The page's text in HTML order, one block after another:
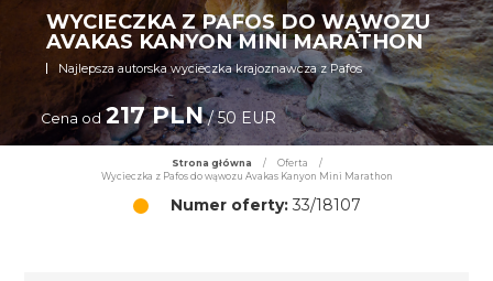
WYCIECZKA Z PAFOS DO WĄWOZU
AVAKAS KANYON MINI MARATHON
Najlepsza autorska wycieczka krajoznawcza z Pafos
Cena od 217 PLN/ 50 EUR
Strona główna / Oferta
/
Wycieczka z Pafos do wąwozu Avakas Kanyon Mini Marathon
Numer oferty:33/18107